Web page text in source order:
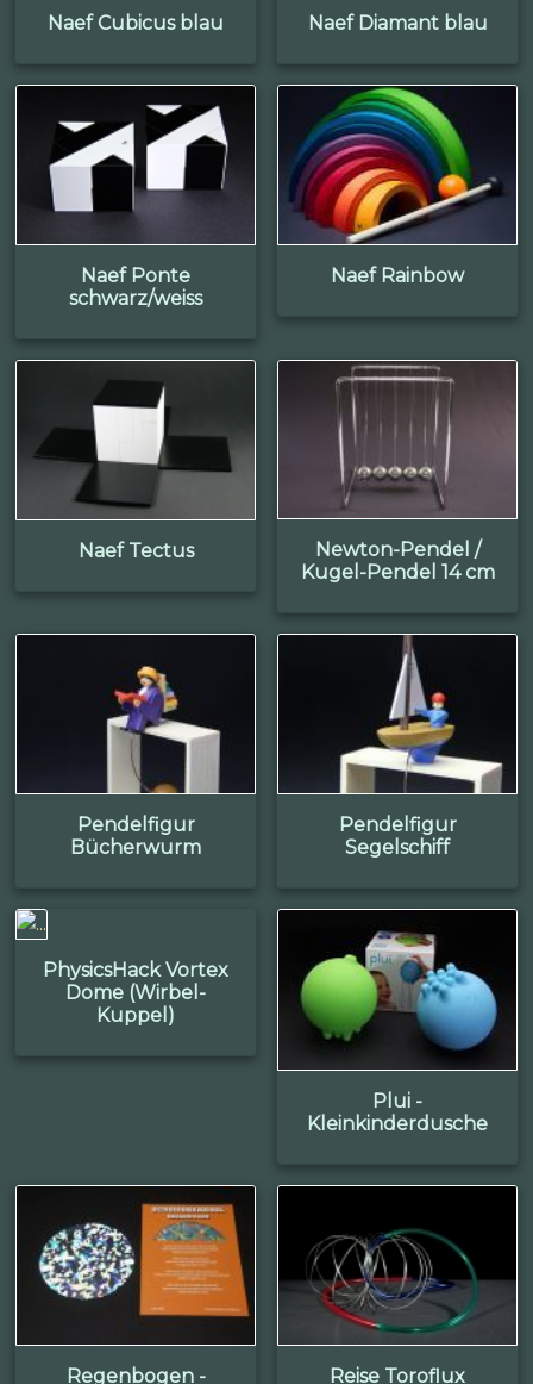
Naef Cubicus blau Naef Diamant blau
Naef Ponte
schwarz/weiss
Naef Rainbow
Naef Tectus
Newton-Pendel /
Kugel-Pendel 14 cm
Pendelfigur
Bücherwurm
Pendelfigur
Segelschiff
PhysicsHack Vortex
Dome (Wirbel-
Kuppel)
Plui -
Kleinkinderdusche
Regenbogen - Reise Toroflux